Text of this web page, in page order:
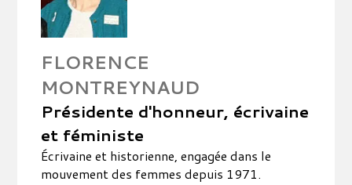
FLORENCE
MONTREYNAUD
Présidente d'honneur, écrivaine
et féministe
Écrivaine et historienne, engagée dans le
mouvement des femmes depuis 1971.